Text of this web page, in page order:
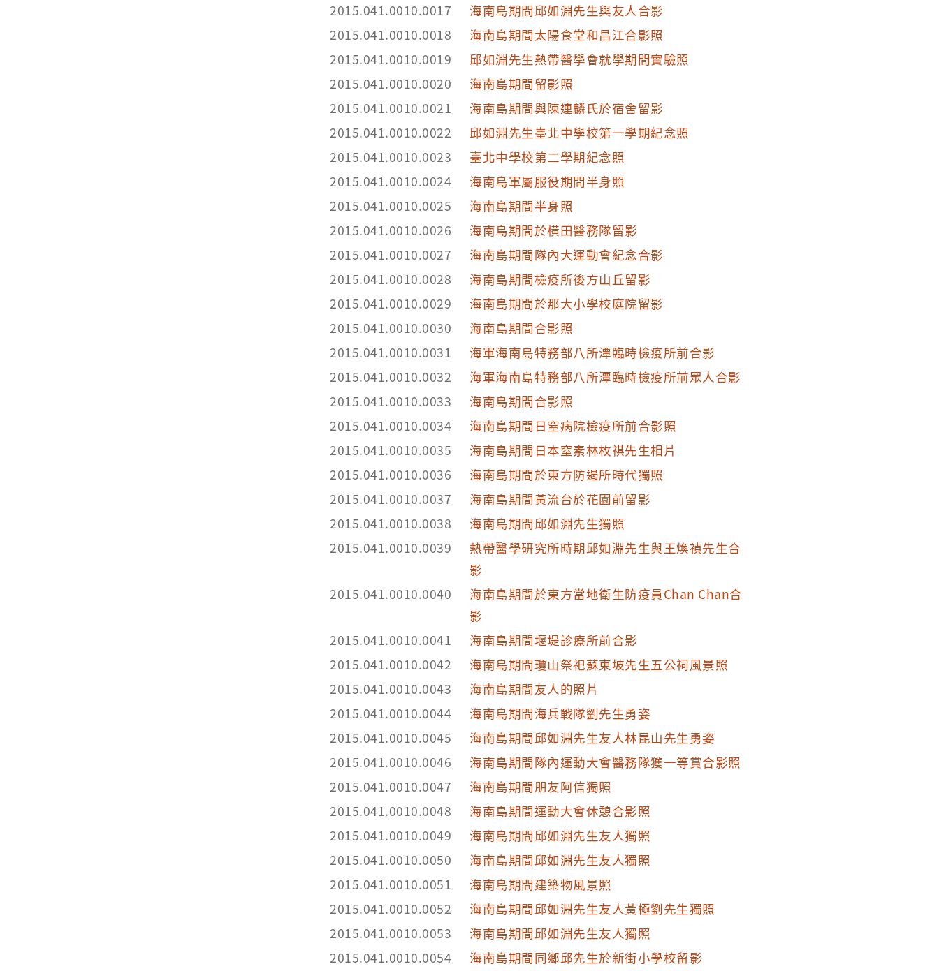
2015.041.0010.0017
海南島期間邱如淵先生與友人合影
2015.041.0010.0018
海南島期間太陽食堂和昌江合影照
2015.041.0010.0019
邱如淵先生熱帶醫學會就學期間實驗照
2015.041.0010.0020
海南島期間留影照
2015.041.0010.0021
海南島期間與陳連麟氏於宿舍留影
2015.041.0010.0022
邱如淵先生臺北中學校第一學期紀念照
2015.041.0010.0023
臺北中學校第二學期紀念照
2015.041.0010.0024
海南島軍屬服役期間半身照
2015.041.0010.0025
海南島期間半身照
2015.041.0010.0026
海南島期間於橫田醫務隊留影
2015.041.0010.0027
海南島期間隊內大運動會紀念合影
2015.041.0010.0028
海南島期間檢疫所後方山丘留影
2015.041.0010.0029
海南島期間於那大小學校庭院留影
2015.041.0010.0030
海南島期間合影照
2015.041.0010.0031
海軍海南島特務部八所潭臨時檢疫所前合影
2015.041.0010.0032
海軍海南島特務部八所潭臨時檢疫所前眾人合影
2015.041.0010.0033
海南島期間合影照
2015.041.0010.0034
海南島期間日窒病院檢疫所前合影照
2015.041.0010.0035
海南島期間日本窒素林枚祺先生相片
2015.041.0010.0036
海南島期間於東方防遏所時代獨照
2015.041.0010.0037
海南島期間黃流台於花園前留影
2015.041.0010.0038
海南島期間邱如淵先生獨照
2015.041.0010.0039
熱帶醫學研究所時期邱如淵先生與王煥禎先生合
影
2015.041.0010.0040
海南島期間於東方當地衛生防疫員Chan Chan合
影
2015.041.0010.0041
海南島期間堰堤診療所前合影
2015.041.0010.0042
海南島期間瓊山祭祀蘇東坡先生五公祠風景照
2015.041.0010.0043
海南島期間友人的照片
2015.041.0010.0044
海南島期間海兵戰隊劉先生勇姿
2015.041.0010.0045
海南島期間邱如淵先生友人林昆山先生勇姿
2015.041.0010.0046
海南島期間隊內運動大會醫務隊獲一等賞合影照
2015.041.0010.0047
海南島期間朋友阿信獨照
2015.041.0010.0048
海南島期間運動大會休憩合影照
2015.041.0010.0049
海南島期間邱如淵先生友人獨照
2015.041.0010.0050
海南島期間邱如淵先生友人獨照
2015.041.0010.0051
海南島期間建築物風景照
2015.041.0010.0052
海南島期間邱如淵先生友人黃極劉先生獨照
2015.041.0010.0053
海南島期間邱如淵先生友人獨照
2015.041.0010.0054
海南島期間同鄉邱先生於新街小學校留影